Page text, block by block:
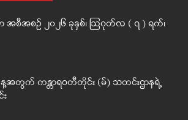
ာ အစီအစဉ် ၂၀၂၆ ခုနှစ်၊ ဩဂုတ်လ ( ၇ ) ရက်၊
တွက် ကန္တာရဝတီတိုင်း (မ်) သတင်းဌာနရဲ့